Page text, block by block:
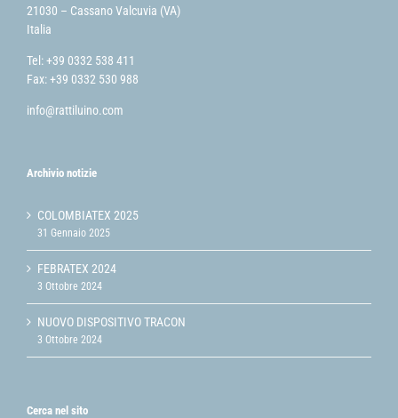
21030 – Cassano Valcuvia (VA)
Italia
Tel: +39 0332 538 411
Fax: +39 0332 530 988
info@rattiluino.com
Archivio notizie
COLOMBIATEX 2025
31 Gennaio 2025
FEBRATEX 2024
3 Ottobre 2024
NUOVO DISPOSITIVO TRACON
3 Ottobre 2024
Cerca nel sito